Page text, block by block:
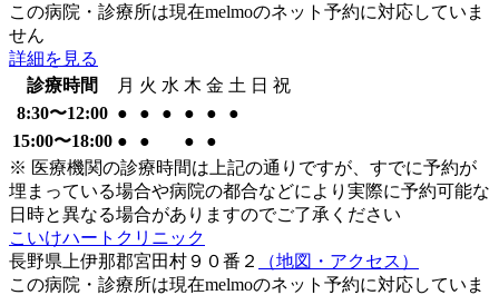
この病院・診療所は現在melmoのネット予約に対応していま
せん
詳細を見る
診療時間
月 火 水 木 金 土 日 祝
8:30〜12:00 ● ● ● ● ●
●
15:00〜18:00 ● ● ●
●
※ 医療機関の診療時間は上記の通りですが、すでに予約が
埋まっている場合や病院の都合などにより実際に予約可能な
日時と異なる場合がありますのでご了承ください
こいけハートクリニック
長野県上伊那郡宮田村９０番２
（地図・アクセス）
この病院・診療所は現在melmoのネット予約に対応していま